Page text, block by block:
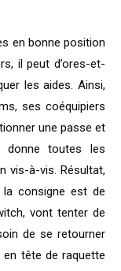
en bonne position
il peut d’ores-et-
les aides. Ainsi,
ses coéquipiers
une passe et
donne toutes les
vis-à-vis. Résultat,
la consigne est de
vont tenter de
de se retourner
tête de raquette